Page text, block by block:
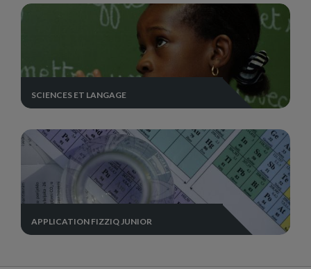
SCIENCES ET LANGAGE
APPLICATION FIZZIQ JUNIOR